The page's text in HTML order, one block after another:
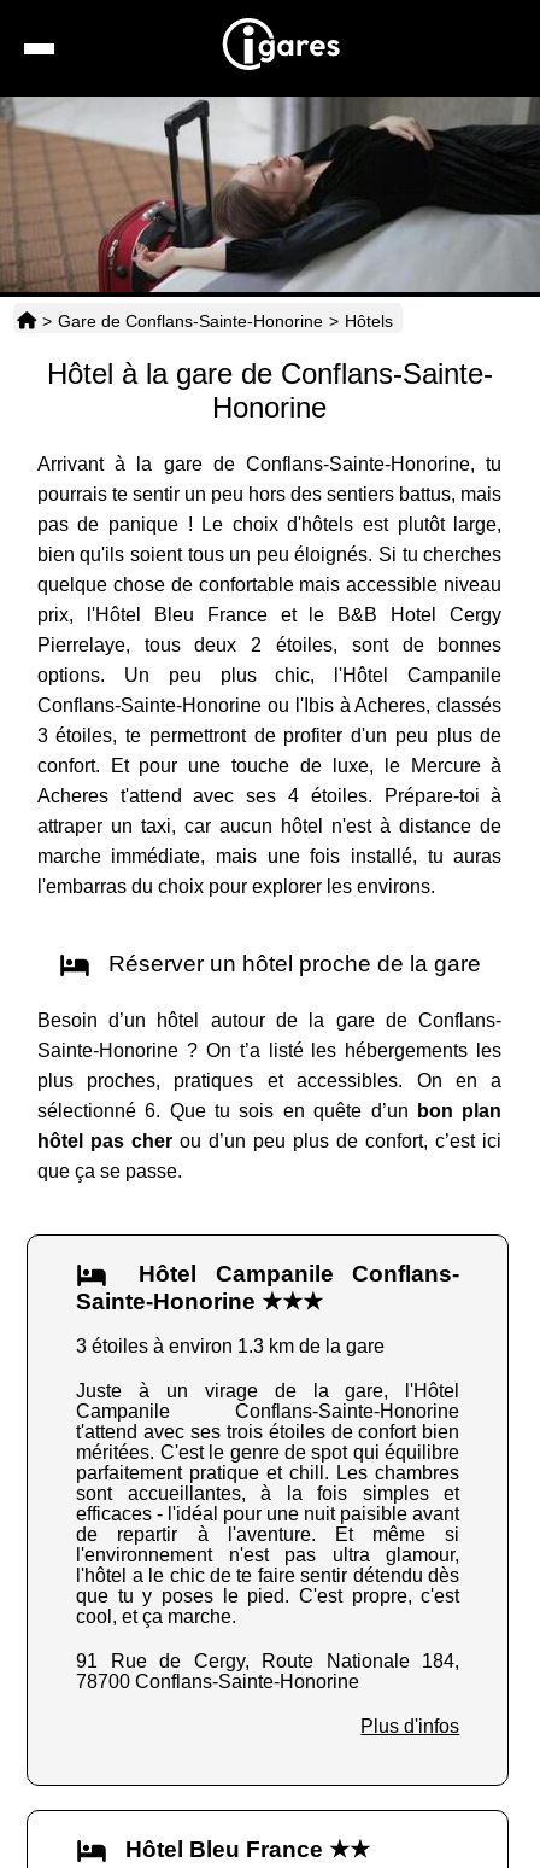
Location de voiture
Hôtels
Taxis
Horaires
> Gare de Conflans-Sainte-Honorine > Hôtels
Hôtel à la gare de Conflans-Sainte-
Honorine
Arrivant à la gare de Conflans-Sainte-Honorine, tu
pourrais te sentir un peu hors des sentiers battus, mais
pas de panique ! Le choix d'hôtels est plutôt large,
bien qu'ils soient tous un peu éloignés. Si tu cherches
quelque chose de confortable mais accessible niveau
prix, l'Hôtel Bleu France et le B&B Hotel Cergy
Pierrelaye, tous deux 2 étoiles, sont de bonnes
options. Un peu plus chic, l'Hôtel Campanile
Conflans-Sainte-Honorine ou l'Ibis à Acheres, classés
3 étoiles, te permettront de profiter d'un peu plus de
confort. Et pour une touche de luxe, le Mercure à
Acheres t'attend avec ses 4 étoiles. Prépare-toi à
attraper un taxi, car aucun hôtel n'est à distance de
marche immédiate, mais une fois installé, tu auras
l'embarras du choix pour explorer les environs.
Réserver un hôtel proche de la gare
Besoin d’un hôtel autour de la gare de Conflans-
Sainte-Honorine ? On t’a listé les hébergements les
plus proches, pratiques et accessibles. On en a
sélectionné 6. Que tu sois en quête d’un
bon plan
hôtel pas cherou d’un peu plus de confort, c’est ici
que ça se passe.
Hôtel Campanile Conflans-
Sainte-Honorine ★★★
3 étoiles à environ 1.3 km de la gare
Juste à un virage de la gare, l'Hôtel
Campanile Conflans-Sainte-Honorine
t'attend avec ses trois étoiles de confort bien
méritées. C'est le genre de spot qui équilibre
parfaitement pratique et chill. Les chambres
sont accueillantes, à la fois simples et
efficaces - l'idéal pour une nuit paisible avant
de repartir à l'aventure. Et même si
l'environnement n'est pas ultra glamour,
l'hôtel a le chic de te faire sentir détendu dès
que tu y poses le pied. C'est propre, c'est
cool, et ça marche.
91 Rue de Cergy, Route Nationale 184,
78700 Conflans-Sainte-Honorine
Plus d'infos
Hôtel Bleu France ★★